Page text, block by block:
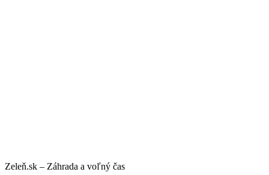
Zeleň.sk – Záhrada a voľný čas